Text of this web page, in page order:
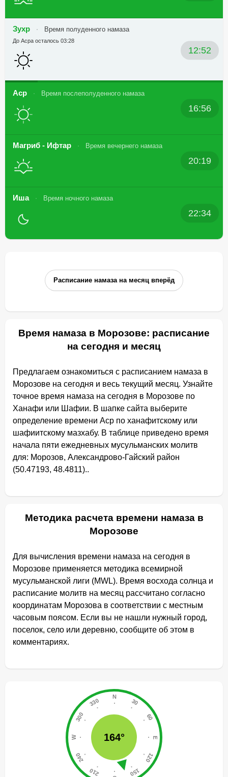
Зухр Время полуденного намаза
12:52
До Асра осталось 03:28
Аср Время послеполуденного намаза
16:56
Магриб - Ифтар Время вечернего намаза
20:19
Иша Время ночного намаза
22:34
Расписание намаза на месяц вперёд
Время намаза в Морозове: расписание
на сегодня и месяц
Предлагаем ознакомиться с расписанием намаза в
Морозове на сегодня и весь текущий месяц. Узнайте
точное время намаза на сегодня в Морозове по
Ханафи или Шафии. В шапке сайта выберите
определение времени Аср по ханафитскому или
шафиитскому мазхабу. В таблице приведено время
начала пяти ежедневных мусульманских молитв
для: Морозов, Александрово-Гайский район
(50.47193, 48.4811)..
Методика расчета времени намаза в
Морозове
Для вычисления времени намаза на сегодня в
Морозове применяется методика всемирной
мусульманской лиги (MWL). Время восхода солнца и
расписание молитв на месяц рассчитано согласно
координатам Морозова в соответствии с местным
часовым поясом. Если вы не нашли нужный город,
поселок, село или деревню, сообщите об этом в
комментариях.
164°